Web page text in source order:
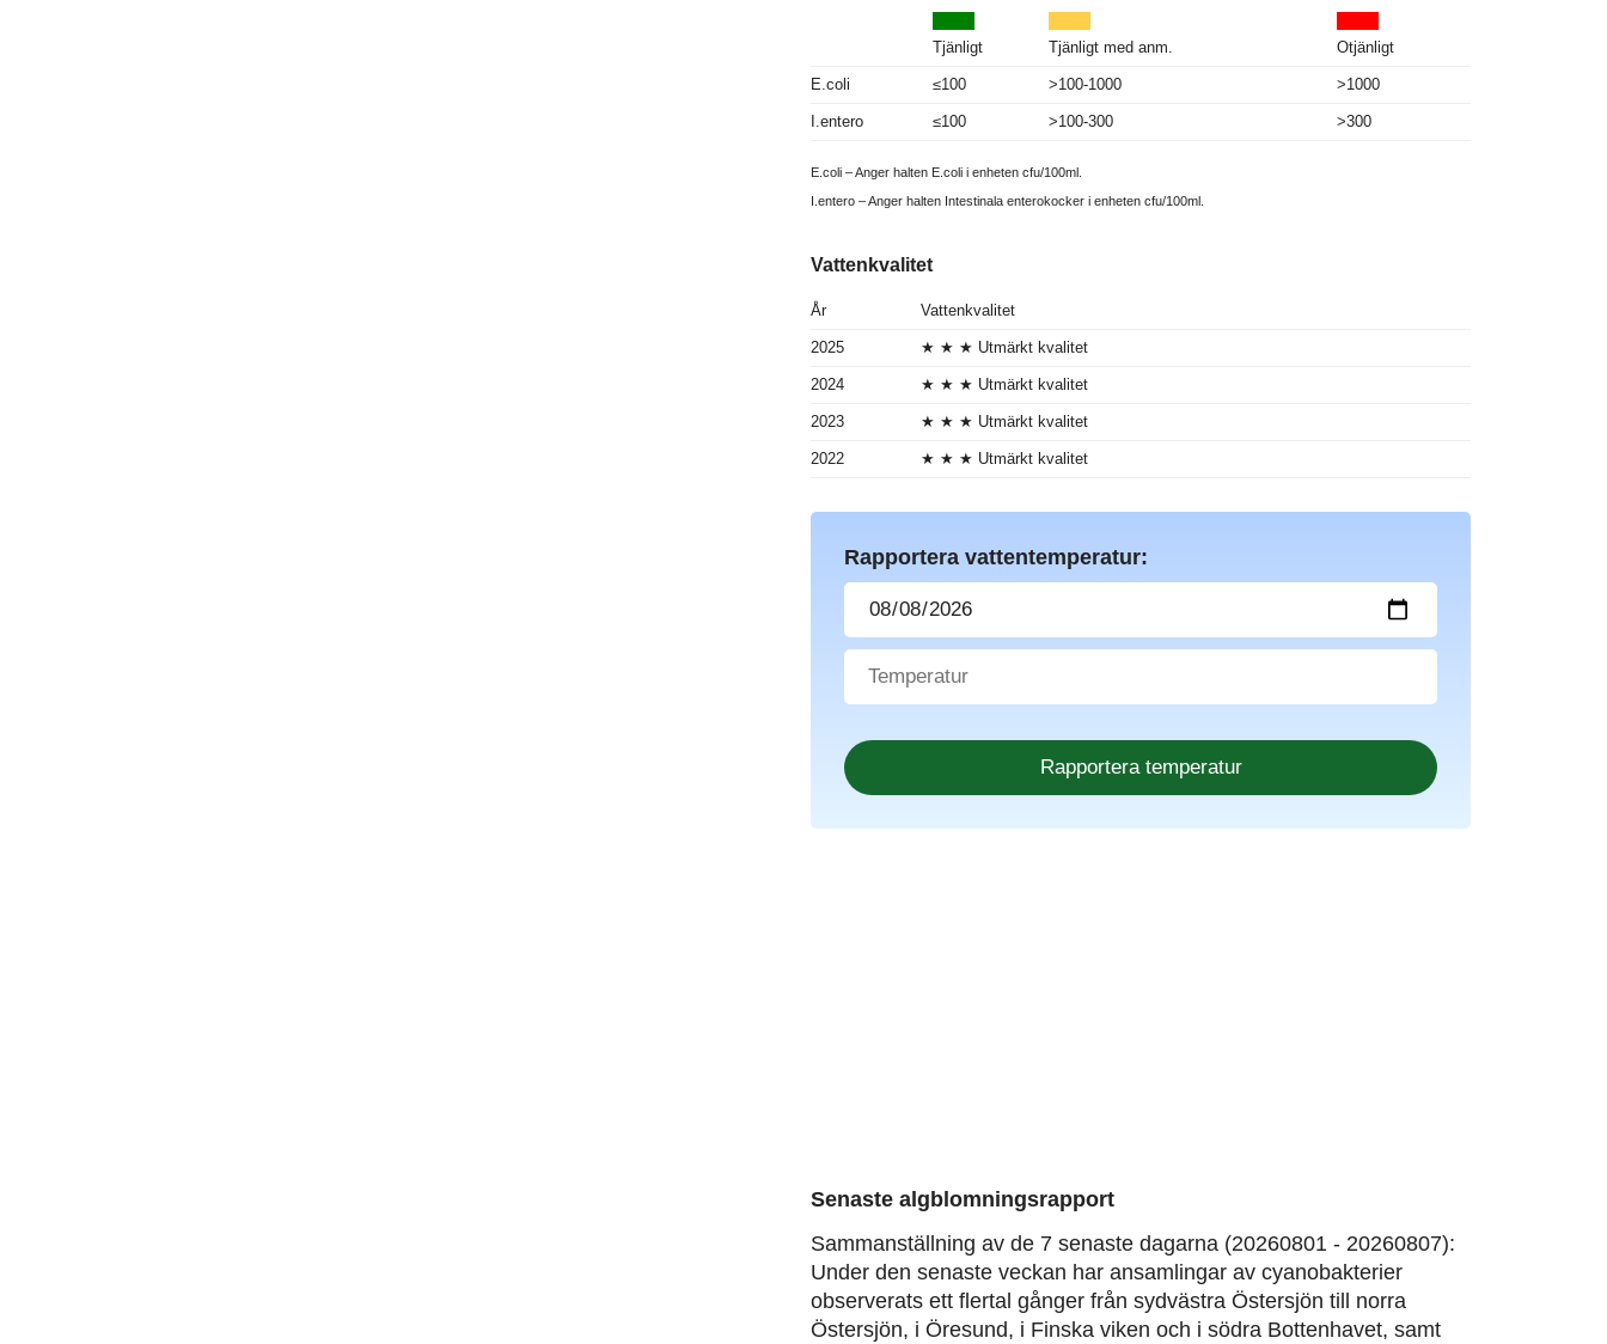
Tjänligt Tjänligt med anm. Otjänligt
E.coli ≤100 >100-1000 >1000
I.entero ≤100 >100-300 >300
E.coli – Anger halten E.coli i enheten cfu/100ml.
I.entero – Anger halten Intestinala enterokocker i enheten cfu/100ml.
Vattenkvalitet
År Vattenkvalitet
2025 ★ ★ ★ Utmärkt kvalitet
2024 ★ ★ ★ Utmärkt kvalitet
2023 ★ ★ ★ Utmärkt kvalitet
2022 ★ ★ ★ Utmärkt kvalitet
Rapportera vattentemperatur:
Senaste algblomningsrapport
Sammanställning av de 7 senaste dagarna (20260801 - 20260807):
Under den senaste veckan har ansamlingar av cyanobakterier
observerats ett flertal gånger från sydvästra Östersjön till norra
Östersjön, i Öresund, i Finska viken och i södra Bottenhavet, samt